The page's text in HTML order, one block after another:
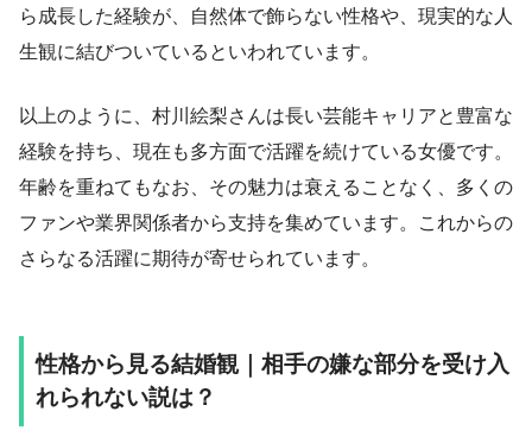
ら成長した経験が、自然体で飾らない性格や、現実的な人
生観に結びついているといわれています。
以上のように、村川絵梨さんは長い芸能キャリアと豊富な
経験を持ち、現在も多方面で活躍を続けている女優です。
年齢を重ねてもなお、その魅力は衰えることなく、多くの
ファンや業界関係者から支持を集めています。これからの
さらなる活躍に期待が寄せられています。
性格から見る結婚観｜相手の嫌な部分を受け入
れられない説は？